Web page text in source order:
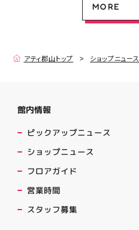
MORE
アティ郡山トップ ショップニュース
館内情報
ピックアップニュース
ショップニュース
フロアガイド
営業時間
スタッフ募集